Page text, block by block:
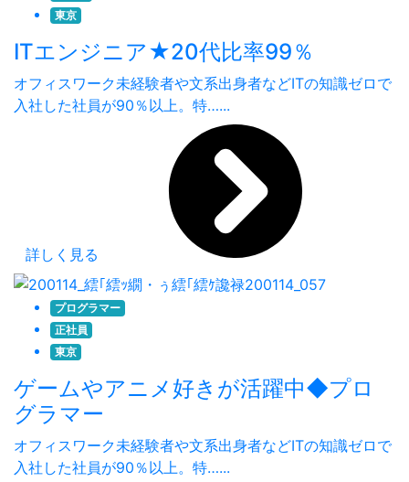
東京
ITエンジニア★20代比率99％
オフィスワーク未経験者や文系出身者などITの知識ゼロで
入社した社員が90％以上。特…...
詳しく見る
プログラマー
正社員
東京
ゲームやアニメ好きが活躍中◆プロ
グラマー
オフィスワーク未経験者や文系出身者などITの知識ゼロで
入社した社員が90％以上。特…...